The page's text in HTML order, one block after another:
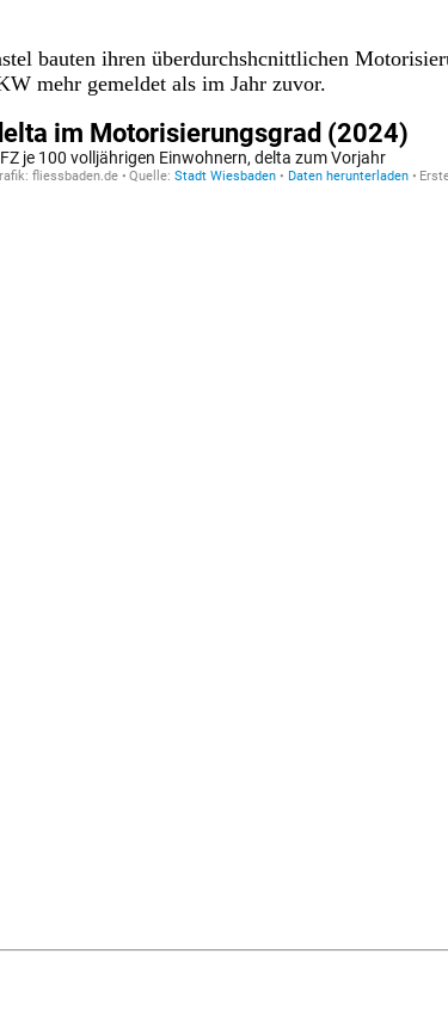
bauten ihren überdurchshcnittlichen
mehr gemeldet als im Jahr zuvor.